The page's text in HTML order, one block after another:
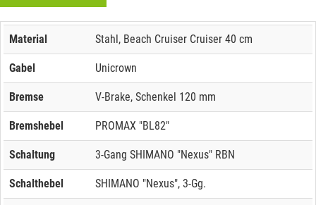
Material Stahl, Beach Cruiser Cruiser 40 cm
Gabel Unicrown
Bremse V-Brake, Schenkel 120 mm
Bremshebel PROMAX "BL82"
Schaltung 3-Gang SHIMANO "Nexus" RBN
Schalthebel SHIMANO "Nexus", 3-Gg.